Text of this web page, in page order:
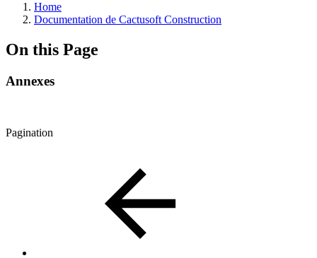
Home
Documentation de Cactusoft Construction
On this Page
Annexes
Pagination